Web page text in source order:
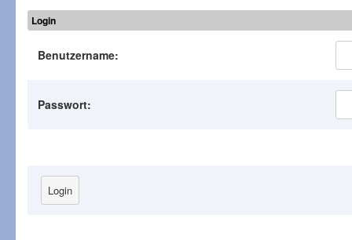
Login
Benutzername:
Passwort: